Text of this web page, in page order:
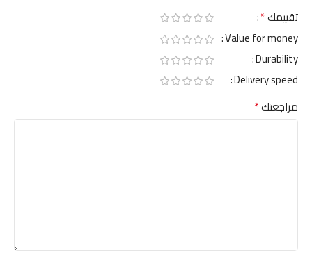
تقييمك*
Value for money
Durability
Delivery speed
مراجعتك*